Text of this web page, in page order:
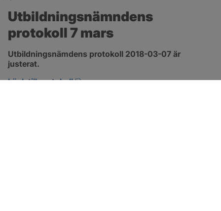
Utbildningsnämndens
protokoll 7 mars
Utbildningsnämdens protokoll 2018-03-07 är
justerat.
Länk till protokoll
pdf, 477.2 kB, öppnas i nytt fönster.